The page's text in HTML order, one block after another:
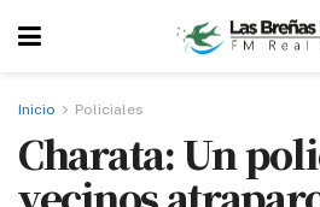
Inicio Policiales
Charata: Un